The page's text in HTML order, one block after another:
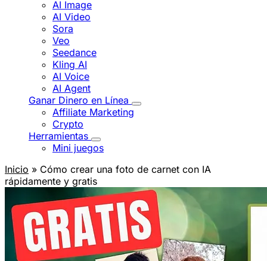
AI Image
AI Video
Sora
Veo
Seedance
Kling AI
AI Voice
AI Agent
Ganar Dinero en Línea
Affiliate Marketing
Crypto
Herramientas
Mini juegos
Inicio » Cómo crear una foto de carnet con IA
rápidamente y gratis